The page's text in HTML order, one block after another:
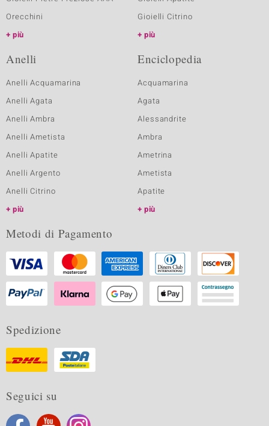
Orecchini
più
Gioielli Citrino
più
Anelli
Anelli Acquamarina
Anelli Agata
Anelli Ambra
Anelli Ametista
Anelli Apatite
Anelli Argento
Anelli Citrino
più
Enciclopedia
Acquamarina
Agata
Alessandrite
Ambra
Ametrina
Ametista
Apatite
più
Metodi di Pagamento
Spedizione
Seguici su